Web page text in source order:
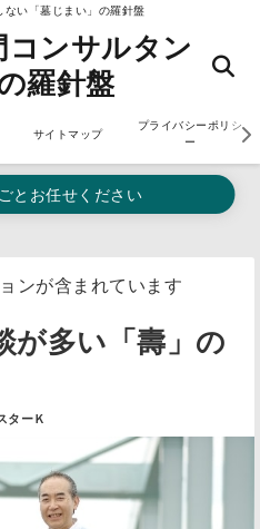
い「墓じまい」の羅針盤
ンサルタン
羅針盤
サイトマップ
プライバシーポリシ
ー
とお任せください
ンが含まれています
が多い「壽」の
ターＫ